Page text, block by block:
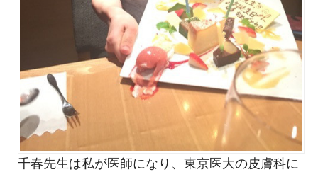
千春先生は私が医師になり、東京医大の皮膚科に